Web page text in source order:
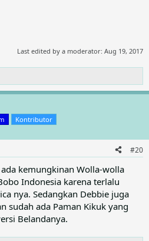
Last edited by a moderator: Aug 19, 2017
Kontributor
#20
kemungkinan Wolla-wolla
Indonesia karena terlalu
nya. Sedangkan Debbie juga
sudah ada Paman Kikuk yang
Belandanya.